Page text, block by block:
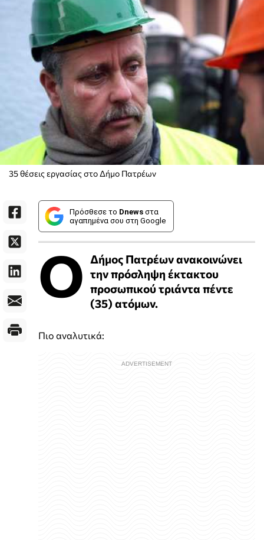
35 θέσεις εργασίας στο Δήμο Πατρέων
Πρόσθεσε το Dnews στα
αγαπημένα σου στη Google
Ο Δήμος Πατρέων ανακοινώνει
την πρόσληψη έκτακτου
προσωπικού τριάντα πέντε
(35) ατόμων.
Πιο αναλυτικά: